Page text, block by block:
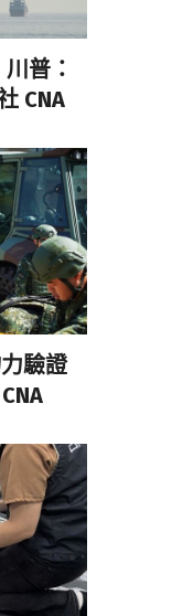
普：
CNA
驗證